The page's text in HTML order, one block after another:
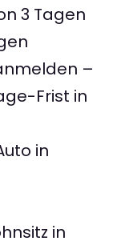
3 Tagen
–
Frist in
in
in